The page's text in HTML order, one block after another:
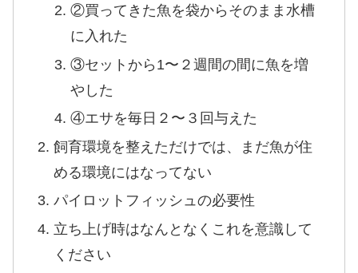
②買ってきた魚を袋からそのまま水槽
に入れた
③セットから1〜２週間の間に魚を増
やした
④エサを毎日２〜３回与えた
飼育環境を整えただけでは、まだ魚が住
める環境にはなってない
パイロットフィッシュの必要性
立ち上げ時はなんとなくこれを意識して
ください